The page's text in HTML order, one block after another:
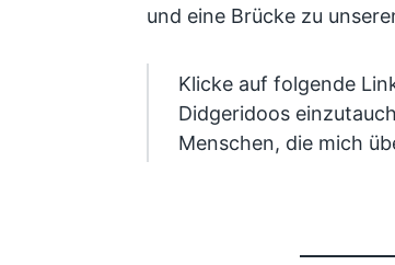
und eine Brücke zu
Klicke auf folgende
Didgeridoos
Menschen, die mich